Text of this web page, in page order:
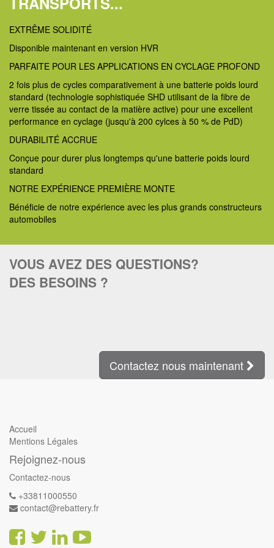
EXTRÊME SOLIDITÉ
Disponible maintenant en version HVR
PARFAITE POUR LES APPLICATIONS EN CYCLAGE PROFOND
2 fois plus de cycles comparativement à une batterie poids lourd
standard (technologie sophistiquée SHD utilisant de la fibre de
verre tissée au contact de la matière active) pour une excellent
performance en cyclage (jusqu'à 200 cylces à 50 % de PdD)
DURABILITÉ ACCRUE
Conçue pour durer plus longtemps qu'une batterie poids lourd
standard
NOTRE EXPÉRIENCE PREMIÈRE MONTE
Bénéficie de notre expérience avec les plus grands constructeurs
automobiles
VOUS AVEZ DES QUESTIONS?
DES BESOINS ?
Contactez nous maintenant
Accueil
Mentions Légales
Rejoignez-nous
Contactez-nous
+33811000550
contact@rebattery.fr